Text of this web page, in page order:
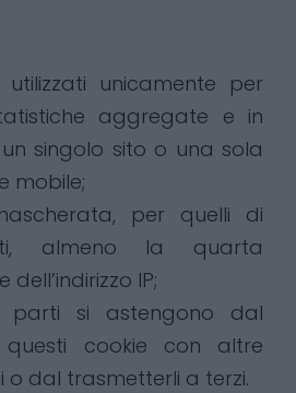
utilizzati unicamente per
aggregate e in
singolo sito o una sola
mobile;
per quelli di
almeno la quarta
IP;
parti si astengono dal
questi cookie con altre
o dal trasmetterli a terzi.